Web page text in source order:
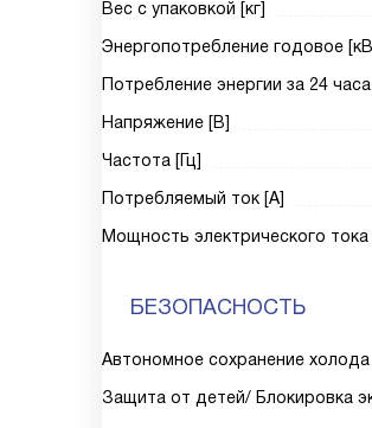
Вес с упаковкой [кг]
Энергопотребление годовое
Потребление энергии за 24
Напряжение [В]
Частота [Гц]
Потребляемый ток [А]
Мощность электрического тока
БЕЗОПАСНОСТЬ
Автономное сохранение холода
Защита от детей/ Блокировка